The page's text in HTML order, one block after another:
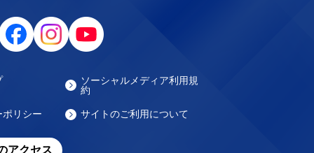
ソーシャルメディア利用規
約
ポリシー サイトのご利用について
アクセス